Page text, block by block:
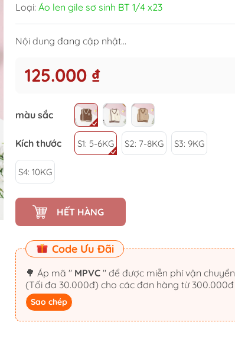
Loại: Áo len gile sơ sinh BT 1/4 x23
Nội dung đang cập nhật...
125.000 ₫
màu sắc
Kích thước S1: 5-6KG S2: 7-8KG S3: 9KG
S4: 10KG
HẾT HÀNG
Code Ưu Đãi
🌳 Áp mã " MPVC" để được miễn phí vận chuyển
(Tối đa 30.000đ) cho các đơn hàng từ 300.000đ
Sao chép